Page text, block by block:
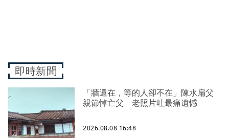
即時新聞
「牆還在，等的人卻不在」陳水扁父
親節悼亡父 老照片吐最痛遺憾
2026.08.08 16:48